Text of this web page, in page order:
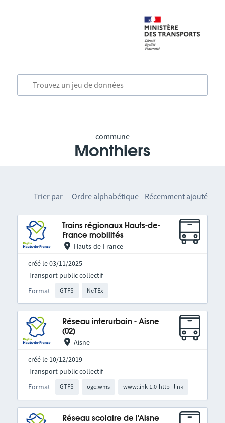
commune
Monthiers
Trier par Ordre alphabétique Récemment ajouté
Trains régionaux Hauts-de-
France mobilités
Hauts-de-France
créé le 03/11/2025
Format GTFS NeTEx
Transport public collectif
Réseau interurbain - Aisne
(02)
Aisne
créé le 10/12/2019
Format GTFS ogc:wms www:link-1.0-http--link
Transport public collectif
Réseau scolaire de l'Aisne